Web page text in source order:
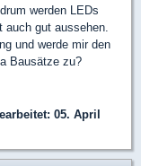
werden LEDs
auch gut aussehen.
und werde mir den
Bausätze zu?
05. April